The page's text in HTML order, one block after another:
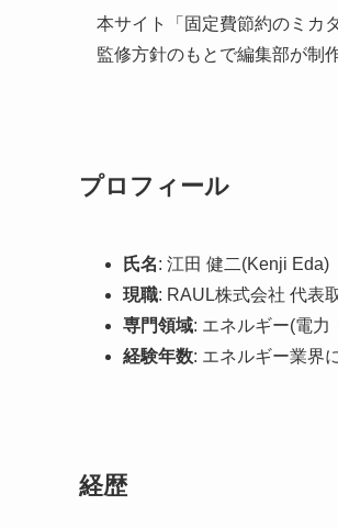
本サイト「固定費節約のミカ
監修方針のもとで編集部が制
プロフィール
氏名: 江田 健二(Kenji Eda)
現職: RAUL株式会社 代表
専門領域: エネルギー(電
経験年数: エネルギー業界
経歴